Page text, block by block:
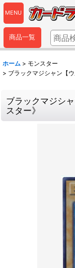
MENU
商品一覧
ホーム > モンスター
> ブラックマジシャン【
ブラックマジシ
スター》